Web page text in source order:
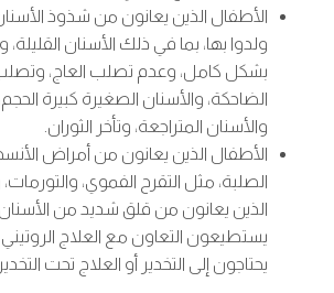
الأطفال الذين يعانون من شذوذ
ولدوا بها، بما في ذلك الأسنان القليلة،
بشكل كامل، وعدم تصلب العاج، وتصلب
الضاحكة، والأسنان الصغيرة كبيرة الحجم،
والأسنان المتراجعة، وتأخر الثوران.
الأطفال الذين يعانون من أمراض
الصلبة، مثل التقرح الفموي،
الذين يعانون من قلق شديد من الأسنان
يستطيعون التعاون مع العلاج
يحتاجون إلى التخدير أو العلاج تحت